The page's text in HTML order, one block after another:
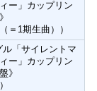
ー」カップリン
＝1期生曲））
ル「サイレントマ
ー」カップリン
》